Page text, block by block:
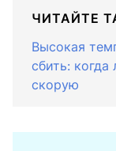
ЧИТАЙТЕ
Высокая
сбить:
скорую